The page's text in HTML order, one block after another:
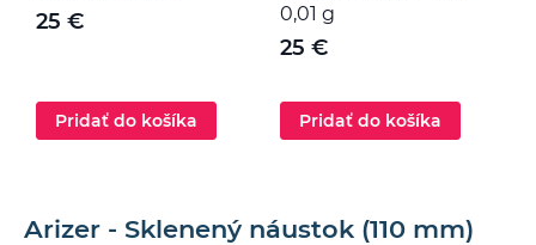
25 €
Pridať do košíka
0,01 g
25 €
Pridať do košíka
Arizer - Sklenený náustok (110 mm)